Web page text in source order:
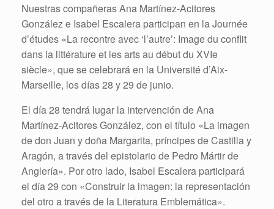
Nuestras compañeras Ana Martínez-Acitores
González e Isabel Escalera participan en la Journée
d’études «La recontre avec ‘l’autre’: Image du conflit
dans la littérature et les arts au début du XVIe
siècle», que se celebrará en la Université d’Aix-
Marseille, los días 28 y 29 de junio.
El día 28 tendrá lugar la intervención de Ana
Martínez-Acitores González, con el título «La imagen
de don Juan y doña Margarita, príncipes de Castilla y
Aragón, a través del epistolario de Pedro Mártir de
Anglería». Por otro lado, Isabel Escalera participará
el día 29 con «Construir la imagen: la representación
del otro a través de la Literatura Emblemática».